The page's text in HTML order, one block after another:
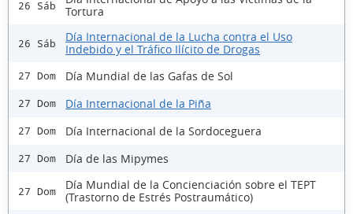
26 Sáb
Tortura
26 Sáb
Día Internacional de la Lucha contra el Uso
Indebido y el Tráfico Ilícito de Drogas
27 Dom Día Mundial de las Gafas de Sol
27 Dom Día Internacional de la Piña
27 Dom Día Internacional de la Sordoceguera
27 Dom Día de las Mipymes
27 Dom
Día Mundial de la Concienciación sobre el TEPT
(Trastorno de Estrés Postraumático)